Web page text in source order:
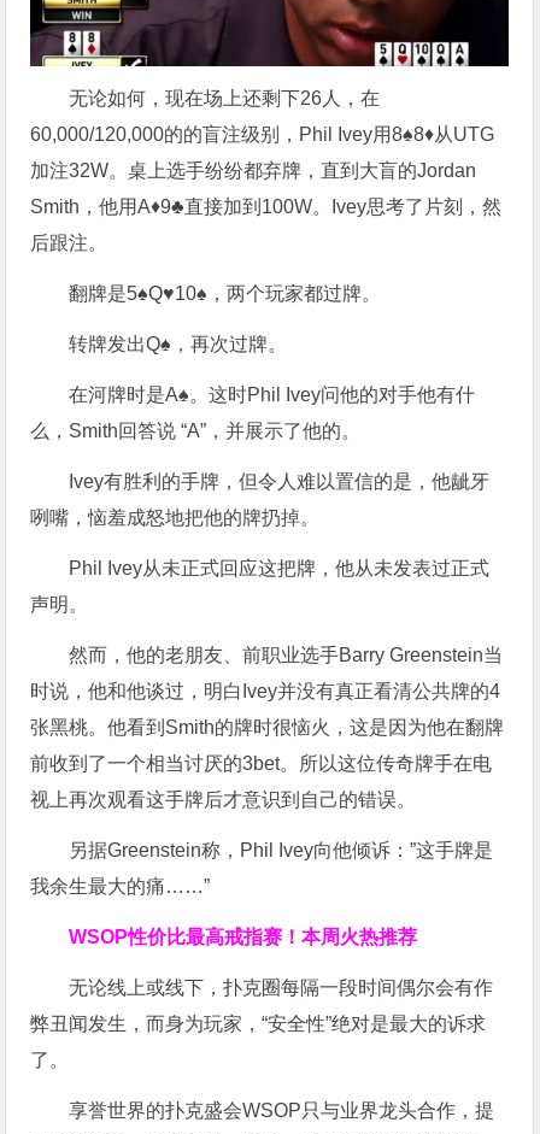
无论如何，现在场上还剩下26人，在
60,000/120,000的的盲注级别，Phil Ivey用8♠8♦从UTG
加注32W。桌上选手纷纷都弃牌，直到大盲的Jordan
Smith，他用A♦9♣直接加到100W。Ivey思考了片刻，然
后跟注。
翻牌是5♠Q♥10♠，两个玩家都过牌。
转牌发出Q♠，再次过牌。
在河牌时是A♠。这时Phil Ivey问他的对手他有什
么，Smith回答说 “A”，并展示了他的。
Ivey有胜利的手牌，但令人难以置信的是，他龇牙
咧嘴，恼羞成怒地把他的牌扔掉。
Phil Ivey从未正式回应这把牌，他从未发表过正式
声明。
然而，他的老朋友、前职业选手Barry Greenstein当
时说，他和他谈过，明白Ivey并没有真正看清公共牌的4
张黑桃。他看到Smith的牌时很恼火，这是因为他在翻牌
前收到了一个相当讨厌的3bet。所以这位传奇牌手在电
视上再次观看这手牌后才意识到自己的错误。
另据Greenstein称，Phil Ivey向他倾诉：”这手牌是
我余生最大的痛……”
WSOP性价比最高戒指赛！本周火热推荐
无论线上或线下，扑克圈每隔一段时间偶尔会有作
弊丑闻发生，而身为玩家，“安全性”绝对是最大的诉求
了。
享誉世界的扑克盛会WSOP只与业界龙头合作，提